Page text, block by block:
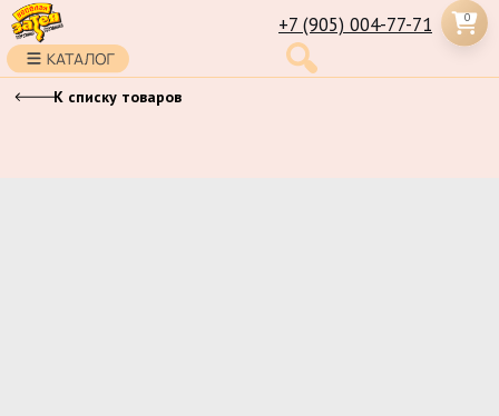
0
+7 (905) 004-77-71
К списку товаров